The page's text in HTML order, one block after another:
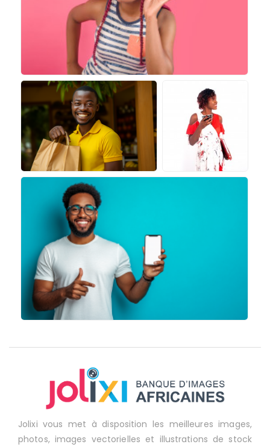
Jolixi vous met à disposition les meilleures images,
photos, images vectorielles et illustrations de stock